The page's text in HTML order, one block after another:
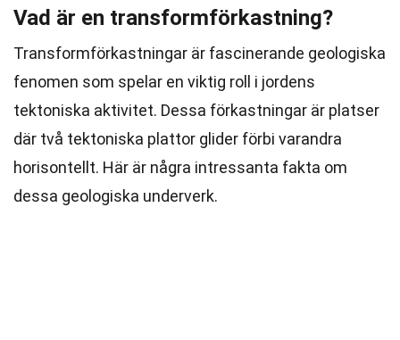
Vad är en transformförkastning?
Transformförkastningar är fascinerande geologiska
fenomen som spelar en viktig roll i jordens
tektoniska aktivitet. Dessa förkastningar är platser
där två tektoniska plattor glider förbi varandra
horisontellt. Här är några intressanta fakta om
dessa geologiska underverk.